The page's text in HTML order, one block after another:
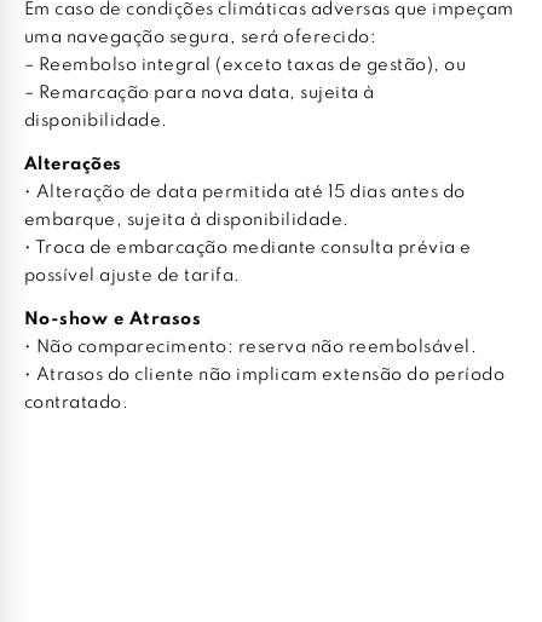
Em caso de condições climáticas adversas que impeçam
uma navegação segura, será oferecido:
– Reembolso integral (exceto taxas de gestão), ou
– Remarcação para nova data, sujeita à
disponibilidade.
Alterações
• Alteração de data permitida até 15 dias antes do
embarque, sujeita à disponibilidade.
• Troca de embarcação mediante consulta prévia e
possível ajuste de tarifa.
No-show e Atrasos
• Não comparecimento: reserva não reembolsável.
• Atrasos do cliente não implicam extensão do período
contratado.